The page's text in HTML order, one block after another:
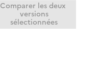
Comparer les deux
versions
sélectionnées